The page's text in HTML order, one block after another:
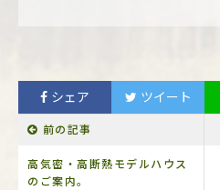
シェア ツイート
前の記事
高気密・高断熱モデルハウス
のご案内。